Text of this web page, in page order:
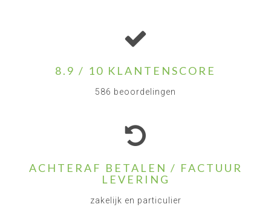
8.9 / 10 KLANTENSCORE
586 beoordelingen
ACHTERAF BETALEN / FACTUUR
LEVERING
zakelijk en particulier